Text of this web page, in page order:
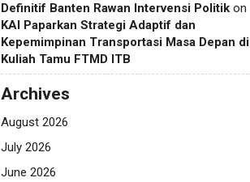
Definitif Banten Rawan Intervensi Politik on
KAI Paparkan Strategi Adaptif dan
Kepemimpinan Transportasi Masa Depan di
Kuliah Tamu FTMD ITB
Archives
August 2026
July 2026
June 2026